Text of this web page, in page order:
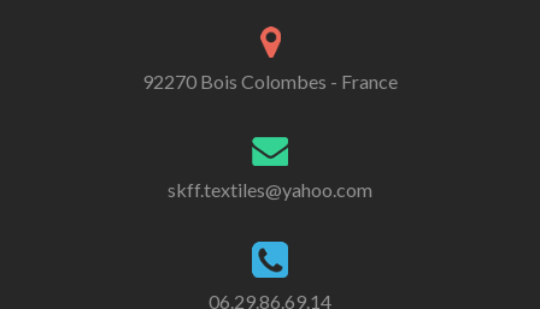
92270 Bois Colombes - France
skff.textiles@yahoo.com
06.29.86.69.14